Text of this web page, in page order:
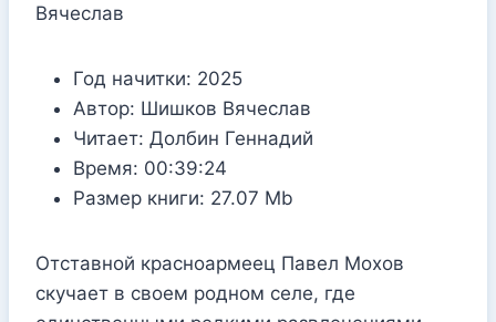
Вячеслав
Год начитки: 2025
Автор: Шишков Вячеслав
Читает: Долбин Геннадий
Время: 00:39:24
Размер книги: 27.07 Mb
Отставной красноармеец Павел Мохов
скучает в своем родном селе, где